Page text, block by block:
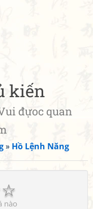
kiến
đựoc quan
» Hồ Lệnh Năng
☆
nào